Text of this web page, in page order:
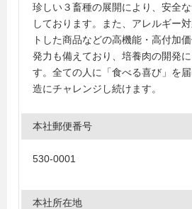
珍しい３畜種の展開により、安全
しております。また、アレルギー
トした商品などの高機能・高付加
発力も備えており、培養肉の開発
す。全ての人に「食べる喜び」を
造にチャレンジし続けます。
本社郵便番号
530-0001
本社所在地